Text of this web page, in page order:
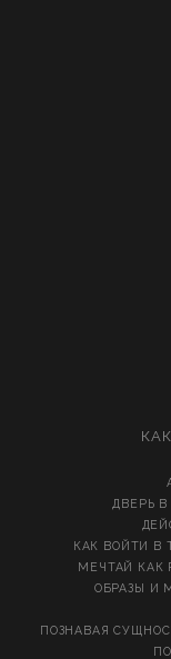
ДВЕРЬ
КАК ВОЙТИ В
МЕЧТАЙ КАК
ОБРАЗЫ И
ПОЗНАВАЯ